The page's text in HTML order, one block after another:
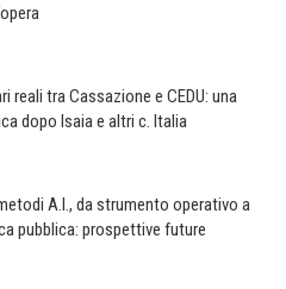
reali tra Cassazione e CEDU: una
dopo Isaia e altri c. Italia
A.I., da strumento operativo a
pubblica: prospettive future